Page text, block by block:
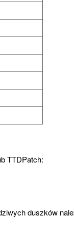
TTDPatch:
duszków